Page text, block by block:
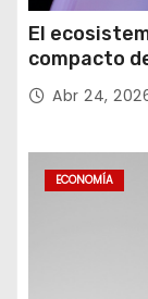
El
compacto
en Android
Abr 24,
ECONOMÍA